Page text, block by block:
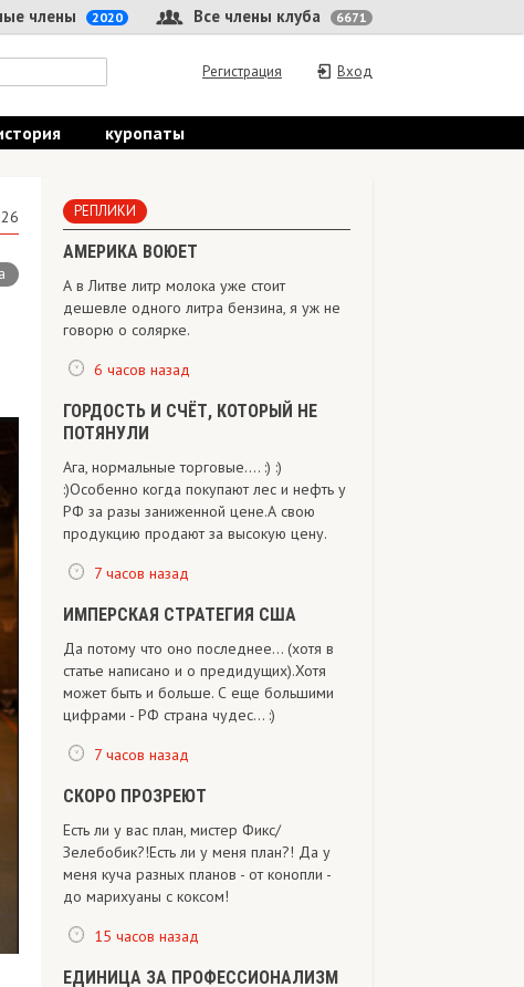
Все члены клуба 6671
члены 2020
Вход
Регистрация
куропаты
РЕПЛИКИ
АМЕРИКА ВОЮЕТ
А в Литве литр молока уже стоит
дешевле одного литра бензина, я уж не
говорю о солярке.
6 часов назад
ГОРДОСТЬ И СЧЁТ, КОТОРЫЙ НЕ
ПОТЯНУЛИ
Ага, нормальные торговые.... :) :)
:)Особенно когда покупают лес и нефть у
РФ за разы заниженной цене.А свою
продукцию продают за высокую цену.
7 часов назад
ИМПЕРСКАЯ СТРАТЕГИЯ США
Да потому что оно последнее... (хотя в
статье написано и о предидущих).Хотя
может быть и больше. С еще большими
цифрами - РФ страна чудес... :)
7 часов назад
СКОРО ПРОЗРЕЮТ
Есть ли у вас план, мистер Фикс/
Зелебобик?!Есть ли у меня план?! Да у
меня куча разных планов - от конопли -
до марихуаны с коксом!
15 часов назад
ЕДИНИЦА ЗА ПРОФЕССИОНАЛИЗМ